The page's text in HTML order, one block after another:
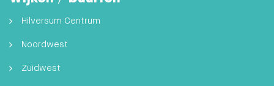
Hilversum Centrum
Noordwest
Zuidwest